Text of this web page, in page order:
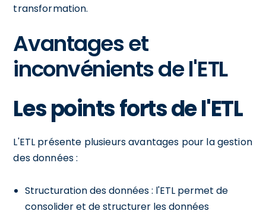
transformation.
Avantages et
inconvénients de l'ETL
Les points forts de l'ETL
L'ETL présente plusieurs avantages pour la gestion
des données :
Structuration des données : l'ETL permet de
consolider et de structurer les données